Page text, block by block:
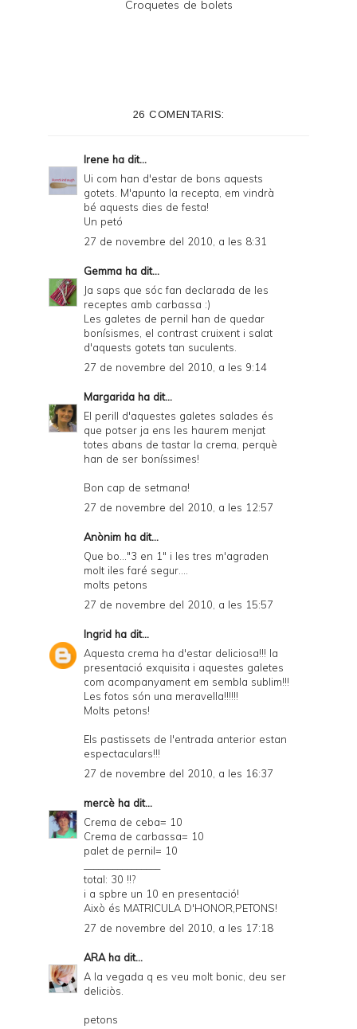
Croquetes de bolets
26 COMENTARIS:
Irene ha dit...
Ui com han d'estar de bons aquests
gotets. M'apunto la recepta, em vindrà
bé aquests dies de festa!
Un petó
27 de novembre del 2010, a les 8:31
Gemma ha dit...
Ja saps que sóc fan declarada de les
receptes amb carbassa :)
Les galetes de pernil han de quedar
bonísismes, el contrast cruixent i salat
d'aquests gotets tan suculents.
27 de novembre del 2010, a les 9:14
Margarida ha dit...
El perill d'aquestes galetes salades és
que potser ja ens les haurem menjat
totes abans de tastar la crema, perquè
han de ser boníssimes!
Bon cap de setmana!
27 de novembre del 2010, a les 12:57
Anònim ha dit...
Que bo..."3 en 1" i les tres m'agraden
molt iles faré segur....
molts petons
27 de novembre del 2010, a les 15:57
Ingrid ha dit...
Aquesta crema ha d'estar deliciosa!!! la
presentació exquisita i aquestes galetes
com acompanyament em sembla sublim!!!
Les fotos són una meravella!!!!!!
Molts petons!
Els pastissets de l'entrada anterior estan
espectaculars!!!
27 de novembre del 2010, a les 16:37
mercè ha dit...
Crema de ceba= 10
Crema de carbassa= 10
palet de pernil= 10
total: 30 !!?
i a spbre un 10 en presentació!
Això és MATRICULA D'HONOR,PETONS!
27 de novembre del 2010, a les 17:18
ARAha dit...
A la vegada q es veu molt bonic, deu ser
deliciòs.
petons